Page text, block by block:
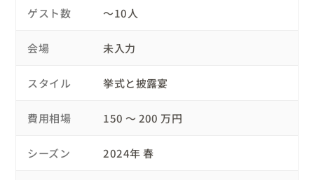
ではの景色を背景に写真を撮ることができました。
ー・ー・ー・ー・ー・ー・ー・ー・ー・ー・ー・ー・ー・
08:00 お支度💄
ゲスト数 〜10人
会場 未入力
スタイル 挙式と披露宴
費用相場 150 〜 200 万円
シーズン 2024年 春